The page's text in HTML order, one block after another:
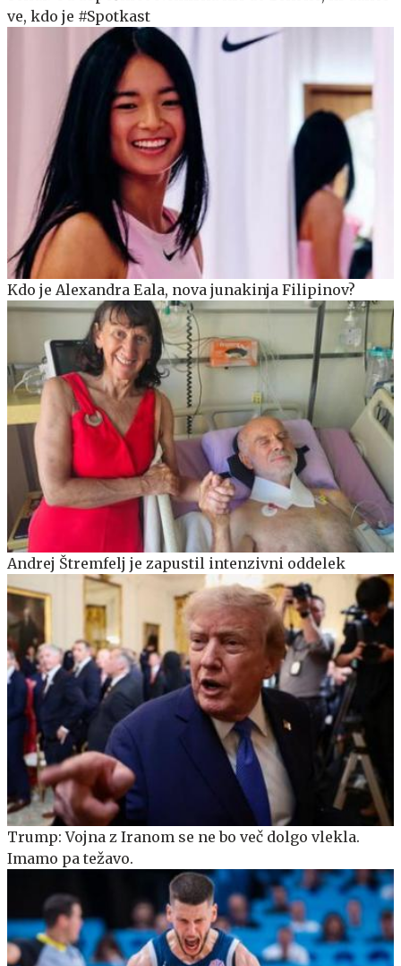
ve, kdo je #Spotkast
Kdo je Alexandra Eala, nova junakinja Filipinov?
Andrej Štremfelj je zapustil intenzivni oddelek
Trump: Vojna z Iranom se ne bo več dolgo vlekla.
Imamo pa težavo.